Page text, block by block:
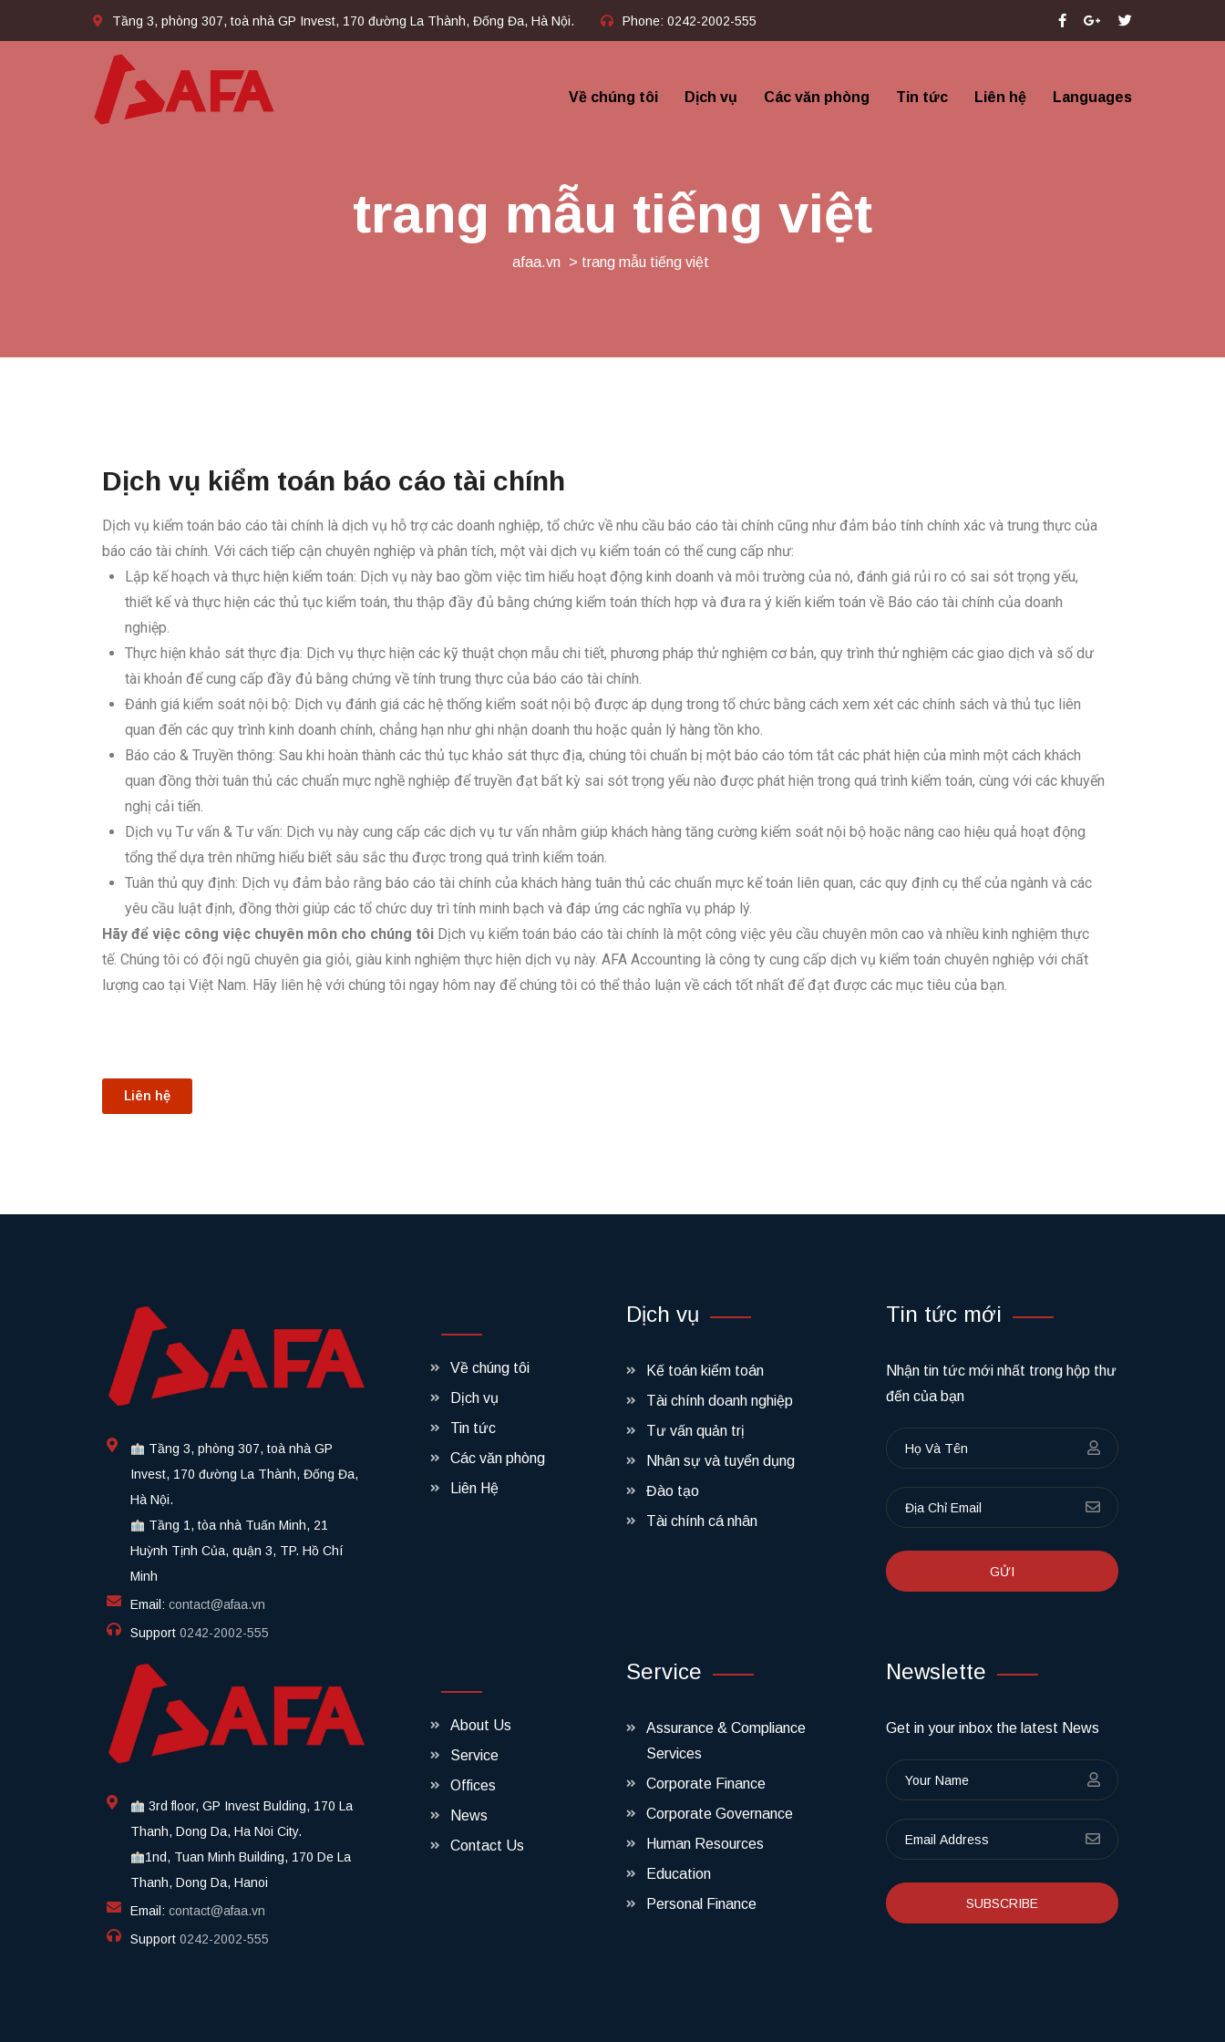
Tầng 3, phòng 307, toà nhà GP Invest, 170 đường La Thành, Đống Đa, Hà Nội. Phone: 0242-2002-555​
Về chúng tôi Dịch vụ Các văn phòng Tin tức Liên hệ Languages
trang mẫu tiếng việt
afaa.vn > trang mẫu tiếng việt
Dịch vụ kiểm toán báo cáo tài chính
Dịch vụ kiểm toán báo cáo tài chính là dịch vụ hỗ trợ các doanh nghiệp, tổ chức về nhu cầu báo cáo tài chính cũng như đảm bảo tính chính xác và trung thực của
báo cáo tài chính. Với cách tiếp cận chuyên nghiệp và phân tích, một vài dịch vụ kiểm toán có thể cung cấp như:
Lập kế hoạch và thực hiện kiểm toán: Dịch vụ này bao gồm việc tìm hiểu hoạt động kinh doanh và môi trường của nó, đánh giá rủi ro có sai sót trọng yếu,
thiết kế và thực hiện các thủ tục kiểm toán, thu thập đầy đủ bằng chứng kiểm toán thích hợp và đưa ra ý kiến kiểm toán về Báo cáo tài chính của doanh
nghiệp.
Thực hiện khảo sát thực địa: Dịch vụ thực hiện các kỹ thuật chọn mẫu chi tiết, phương pháp thử nghiệm cơ bản, quy trình thử nghiệm các giao dịch và số dư
tài khoản để cung cấp đầy đủ bằng chứng về tính trung thực của báo cáo tài chính.
Đánh giá kiểm soát nội bộ: Dịch vụ đánh giá các hệ thống kiểm soát nội bộ được áp dụng trong tổ chức bằng cách xem xét các chính sách và thủ tục liên
quan đến các quy trình kinh doanh chính, chẳng hạn như ghi nhận doanh thu hoặc quản lý hàng tồn kho.
Báo cáo & Truyền thông: Sau khi hoàn thành các thủ tục khảo sát thực địa, chúng tôi chuẩn bị một báo cáo tóm tắt các phát hiện của mình một cách khách
quan đồng thời tuân thủ các chuẩn mực nghề nghiệp để truyền đạt bất kỳ sai sót trọng yếu nào được phát hiện trong quá trình kiểm toán, cùng với các khuyến
nghị cải tiến.
Dịch vụ Tư vấn & Tư vấn: Dịch vụ này cung cấp các dịch vụ tư vấn nhằm giúp khách hàng tăng cường kiểm soát nội bộ hoặc nâng cao hiệu quả hoạt động
tổng thể dựa trên những hiểu biết sâu sắc thu được trong quá trình kiểm toán.
Tuân thủ quy định: Dịch vụ đảm bảo rằng báo cáo tài chính của khách hàng tuân thủ các chuẩn mực kế toán liên quan, các quy định cụ thể của ngành và các
yêu cầu luật định, đồng thời giúp các tổ chức duy trì tính minh bạch và đáp ứng các nghĩa vụ pháp lý.
Hãy để việc công việc chuyên môn cho chúng tôi Dịch vụ kiểm toán báo cáo tài chính là một công việc yêu cầu chuyên môn cao và nhiều kinh nghiệm thực
tế. Chúng tôi có đội ngũ chuyên gia giỏi, giàu kinh nghiệm thực hiện dịch vụ này. AFA Accounting là công ty cung cấp dịch vụ kiểm toán chuyên nghiệp với chất
lượng cao tại Việt Nam. Hãy liên hệ với chúng tôi ngay hôm nay để chúng tôi có thể thảo luận về cách tốt nhất để đạt được các mục tiêu của bạn.
Liên hệ
Tầng 3, phòng 307, toà nhà GP
Invest, 170 đường La Thành, Đống Đa,
Hà Nội.
Tầng 1, tòa nhà Tuấn Minh, 21
Huỳnh Tịnh Của, quận 3, TP. Hồ Chí
Minh
Email: contact@afaa.vn
Support 0242-2002-555​
Về chúng tôi
Dịch vụ
Tin tức
Các văn phòng
Liên Hệ
Dịch vụ
Kế toán kiểm toán
Tài chính doanh nghiệp
Tư vấn quản trị
Nhân sự và tuyển dụng
Đào tạo
Tài chính cá nhân
Tin tức mới
Nhận tin tức mới nhất trong hộp thư
đến của bạn
GỬI
3rd floor, GP Invest Bulding, 170 La
Thanh, Dong Da, Ha Noi City.
1nd, Tuan Minh Building, 170 De La
Thanh, Dong Da, Hanoi
Email: contact@afaa.vn
Support 0242-2002-555​
About Us
Service
Offices
News
Contact Us
Service
Assurance & Compliance
Services
Corporate Finance
Corporate Governance
Human Resources
Education
Personal Finance
Newslette
Get in your inbox the latest News
SUBSCRIBE